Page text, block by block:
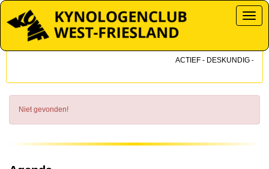
ACTIEF - DESKUNDIG -
Niet gevonden!